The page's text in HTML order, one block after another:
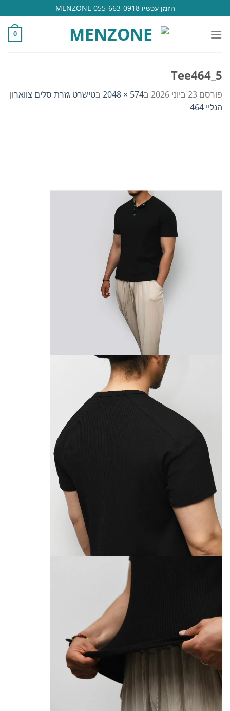
to
content
הזמן עכשיו 055-663-0918 MENZONE
0
Tee464_5
פורסם 23 ביוני 2026 ב574 × 2048 בטישרט גזרת סלים צווארון
הנליי 464